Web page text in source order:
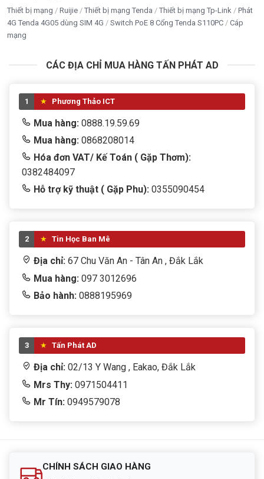
Thiết bị mạng Ruijie Thiết bị mạng Tenda Thiết bị mạng Tp-Link
Phát
4G Tenda 4G05 dùng SIM 4G
Switch PoE 8 Cổng Tenda S110PC
Cáp
mạng
CÁC ĐỊA CHỈ MUA HÀNG TẤN PHÁT AD
1 Phương Thảo ICT
Mua hàng: 0888.19.59.69
Mua hàng: 0868208014
Hóa đơn VAT/ Kế Toán ( Gặp Thơm):
0382484097
Hỗ trợ kỹ thuật ( Gặp Phu): 0355090454
2 Tin Học Ban Mê
Địa chỉ: 67 Chu Văn An - Tân An , Đắk Lắk
Mua hàng: 097 3012696
Bảo hành: 0888195969
3 Tấn Phát AD
Địa chỉ: 02/13 Y Wang , Eakao, Đắk Lắk
Mrs Thy: 0971504411
Mr Tín: 0949579078
CHÍNH SÁCH GIAO HÀNG